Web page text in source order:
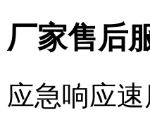
厂家售后
应急响应